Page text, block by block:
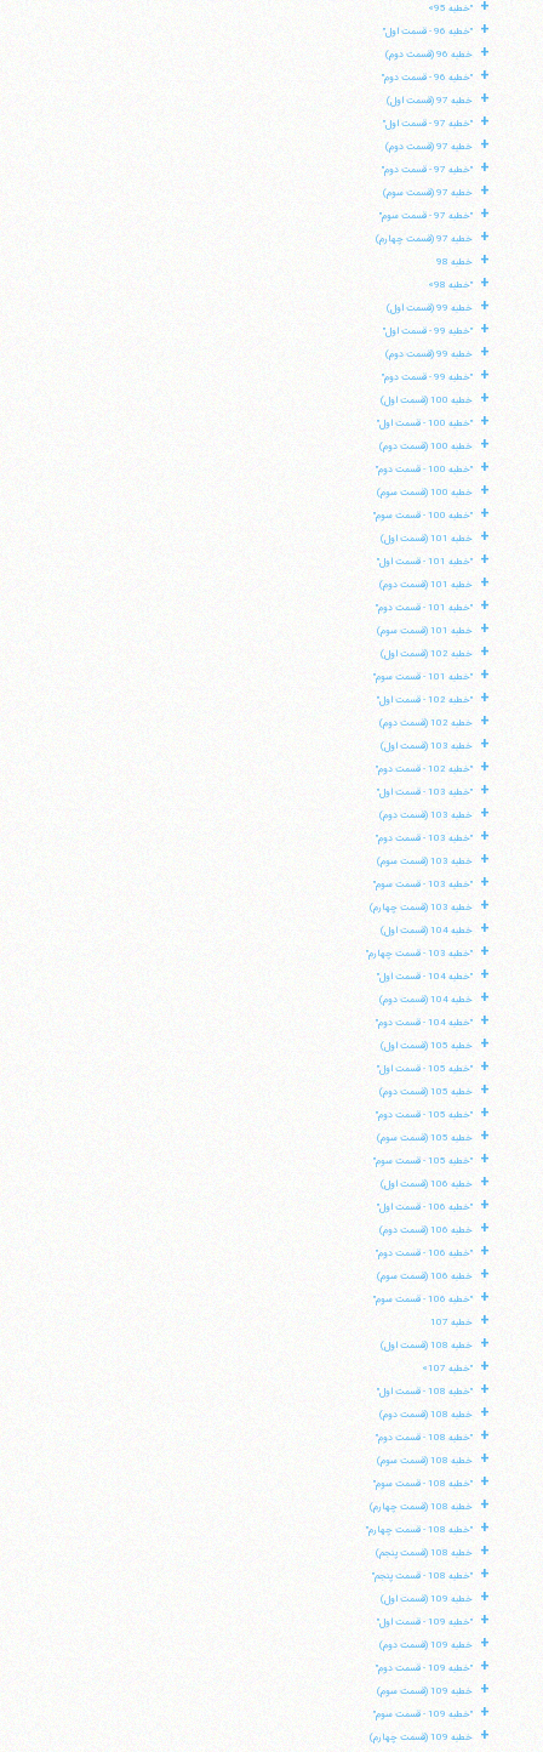
+ "خطبه 95»
+ "خطبه 96 - قسمت اول"
+ خطبه 96 (قسمت دوم)
+ "خطبه 96 - قسمت دوم"
+ خطبه 97 (قسمت اول)
+ "خطبه 97 - قسمت اول"
+ خطبه 97 (قسمت دوم)
+ "خطبه 97 - قسمت دوم"
+ خطبه 97 (قسمت سوم)
+ "خطبه 97 - قسمت سوم"
+ خطبه 97 (قسمت چهارم)
+ خطبه 98
+ "خطبه 98»
+ خطبه 99 (قسمت اول)
+ "خطبه 99 - قسمت اول"
+ خطبه 99 (قسمت دوم)
+ "خطبه 99 - قسمت دوم"
+ خطبه 100 (قسمت اول)
+ "خطبه 100 - قسمت اول"
+ خطبه 100 (قسمت دوم)
+ "خطبه 100 - قسمت دوم"
+ خطبه 100 (قسمت سوم)
+ "خطبه 100 - قسمت سوم"
+ خطبه 101 (قسمت اول)
+ "خطبه 101 - قسمت اول"
+ خطبه 101 (قسمت دوم)
+ "خطبه 101 - قسمت دوم"
+ خطبه 101 (قسمت سوم)
+ خطبه 102 (قسمت اول)
+ "خطبه 101 - قسمت سوم"
+ "خطبه 102 - قسمت اول"
+ خطبه 102 (قسمت دوم)
+ خطبه 103 (قسمت اول)
+ "خطبه 102 - قسمت دوم"
+ "خطبه 103 - قسمت اول"
+ خطبه 103 (قسمت دوم)
+ "خطبه 103 - قسمت دوم"
+ خطبه 103 (قسمت سوم)
+ "خطبه 103 - قسمت سوم"
+ خطبه 103 (قسمت چهارم)
+ خطبه 104 (قسمت اول)
+ "خطبه 103 - قسمت چهارم"
+ "خطبه 104 - قسمت اول"
+ خطبه 104 (قسمت دوم)
+ "خطبه 104 - قسمت دوم"
+ خطبه 105 (قسمت اول)
+ "خطبه 105 - قسمت اول"
+ خطبه 105 (قسمت دوم)
+ "خطبه 105 - قسمت دوم"
+ خطبه 105 (قسمت سوم)
+ "خطبه 105 - قسمت سوم"
+ خطبه 106 (قسمت اول)
+ "خطبه 106 - قسمت اول"
+ خطبه 106 (قسمت دوم)
+ "خطبه 106 - قسمت دوم"
+ خطبه 106 (قسمت سوم)
+ "خطبه 106 - قسمت سوم"
+ خطبه 107
+ خطبه 108 (قسمت اول)
+ "خطبه 107»
+ "خطبه 108 - قسمت اول"
+ خطبه 108 (قسمت دوم)
+ "خطبه 108 - قسمت دوم"
+ خطبه 108 (قسمت سوم)
+ "خطبه 108 - قسمت سوم"
+ خطبه 108 (قسمت چهارم)
+ "خطبه 108 - قسمت چهارم"
+ خطبه 108 (قسمت پنجم)
+ "خطبه 108 - قسمت پنجم"
+ خطبه 109 (قسمت اول)
+ "خطبه 109 - قسمت اول"
+ خطبه 109 (قسمت دوم)
+ "خطبه 109 - قسمت دوم"
+ خطبه 109 (قسمت سوم)
+ "خطبه 109 - قسمت سوم"
+ خطبه 109 (قسمت چهارم)